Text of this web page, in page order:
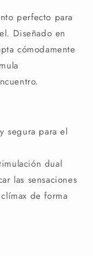
perfecto para
Diseñado en
cómodamente
segura para el
dual
las sensaciones
de forma